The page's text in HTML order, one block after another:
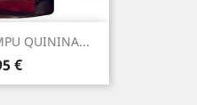
QUININA...
€